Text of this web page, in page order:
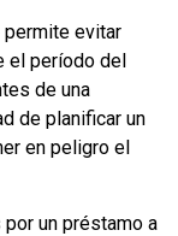
permite evitar
el período del
de una
de planificar un
en peligro el
un préstamo a